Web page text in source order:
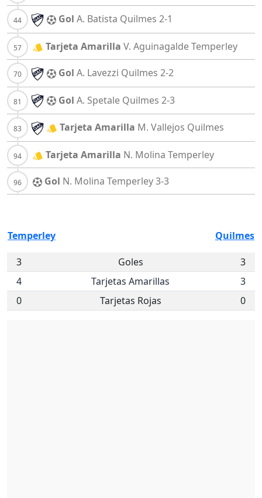
Gol A. Batista Quilmes 2-1
Tarjeta Amarilla V. AguinagaldeTemperley
Gol A. Lavezzi Quilmes 2-2
Gol A. Spetale Quilmes 2-3
Tarjeta Amarilla M. Vallejos Quilmes
Tarjeta Amarilla N. Molina Temperley
Gol N. Molina Temperley3-3
Temperley Quilmes
3 Goles
3
4
Tarjetas Amarillas
3
0
Tarjetas Rojas 0